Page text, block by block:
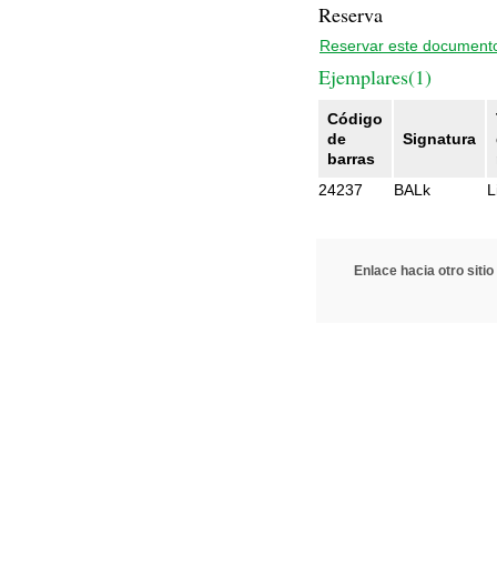
Reserva
Reservar este
Ejemplares(1)
Código
de
barras
Signatura
24237
BALk
Enlace hacia otro sitio